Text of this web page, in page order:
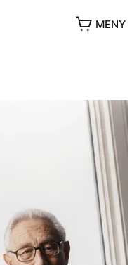
MENY
YUKIKO OCH PATRIK MÖTER
STOLPE STORIES